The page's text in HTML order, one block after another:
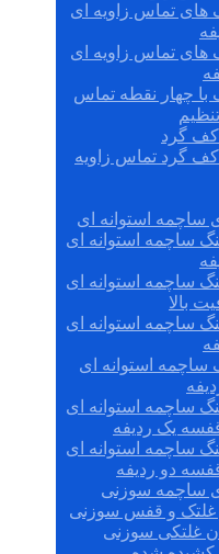
های تماس زاویه ای
های تماس زاویه ای
با چهار نقطه تماس
کف گرد
کف گرد تماس زاویه
ساچمه استوانه ای
ساچمه استوانه ای
ساچمه استوانه ای
بالا
ساچمه استوانه ای
ساچمه استوانه ای
ساچمه استوانه ای
یک ردیفه
ساچمه استوانه ای
دو ردیفه
ساچمه سوزنی
غلتک و قفس سوزنی
غلتکی سوزنی